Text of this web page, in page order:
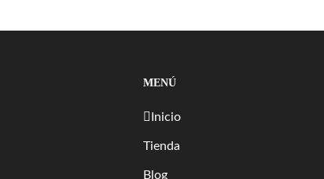
MENÚ
Inicio
Tienda
Blog